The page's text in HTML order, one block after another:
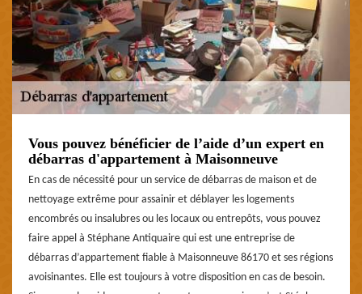
Vous pouvez bénéficier de l’aide d’un expert en
débarras d'appartement à Maisonneuve
En cas de nécessité pour un service de débarras de maison et de
nettoyage extrême pour assainir et déblayer les logements
encombrés ou insalubres ou les locaux ou entrepôts, vous pouvez
faire appel à Stéphane Antiquaire qui est une entreprise de
débarras d’appartement fiable à Maisonneuve 86170 et ses régions
avoisinantes. Elle est toujours à votre disposition en cas de besoin.